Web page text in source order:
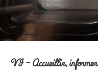
VI – Accueillir, informer,